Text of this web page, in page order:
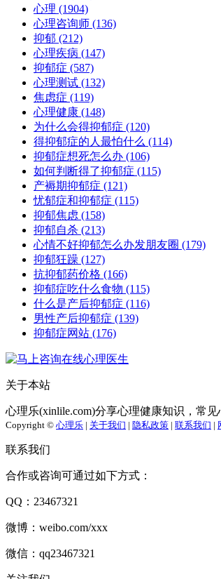
心理 (1904)
心理咨询师 (136)
抑郁 (212)
心理疾病 (147)
抑郁症 (587)
心理测试 (132)
焦虑症 (119)
心理健康 (148)
为什么会得抑郁症 (120)
得抑郁症的人最怕什么 (114)
抑郁症想死怎么办 (106)
如何判断得了抑郁症 (115)
产褥期抑郁症 (121)
忧郁症和抑郁症 (115)
抑郁焦虑 (158)
抑郁自杀 (213)
心情不好抑郁怎么办发朋友圈 (179)
抑郁狂躁 (127)
抗抑郁药价格 (166)
抑郁症吃什么食物 (115)
什么是产后抑郁症 (116)
男性产后抑郁症 (139)
抑郁症网站 (176)
关于本站
心理乐(xinlile.com)分享心理健康知识，常
Copyright © 心理乐 | 关于我们 | 隐私政策 | 联系我们 |
联系我们
合作或咨询可通过如下方式：
QQ：23467321
微博：weibo.com/xxx
微信：qq23467321